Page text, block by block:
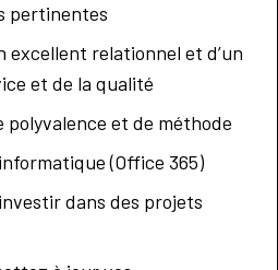
pertinentes
excellent relationnel et d’un
et de la qualité
polyvalence et de méthode
(Office 365)
dans des projets